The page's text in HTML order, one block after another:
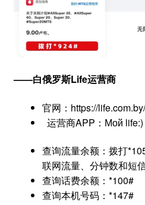
——白俄罗斯Life运营商
官网：https://life.com.by/
运营商APP：Мой life:)
查询流量余额：拨打
联网流量、分钟数和短
查询话费余额：*100#
查询本机号码：*147#